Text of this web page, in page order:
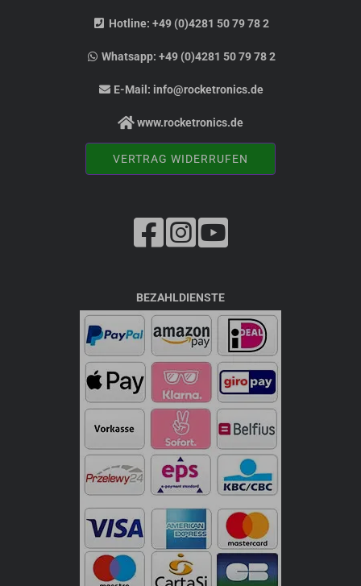
Hotline: +49 (0)4281 50 79 78 2
Whatsapp:+49 (0)4281 50 79 78 2
E-Mail: info@rocketronics.de
www.rocketronics.de
VERTRAG WIDERRUFEN
BEZAHLDIENSTE